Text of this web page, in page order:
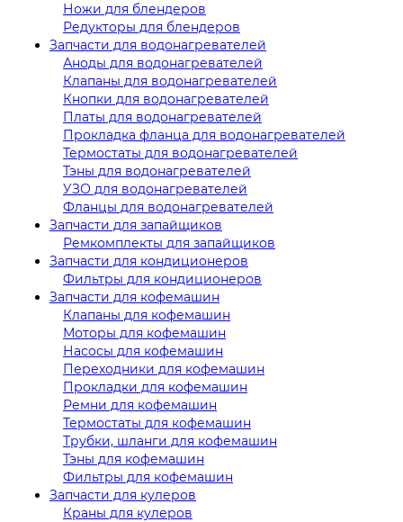
Ножи для блендеров
Редукторы для блендеров
Запчасти для водонагревателей
Аноды для водонагревателей
Клапаны для водонагревателей
Кнопки для водонагревателей
Платы для водонагревателей
Прокладка фланца для водонагревателей
Термостаты для водонагревателей
Тэны для водонагревателей
УЗО для водонагревателей
Фланцы для водонагревателей
Запчасти для запайщиков
Ремкомплекты для запайщиков
Запчасти для кондиционеров
Фильтры для кондиционеров
Запчасти для кофемашин
Клапаны для кофемашин
Моторы для кофемашин
Насосы для кофемашин
Переходники для кофемашин
Прокладки для кофемашин
Ремни для кофемашин
Термостаты для кофемашин
Трубки, шланги для кофемашин
Тэны для кофемашин
Фильтры для кофемашин
Запчасти для кулеров
Краны для кулеров